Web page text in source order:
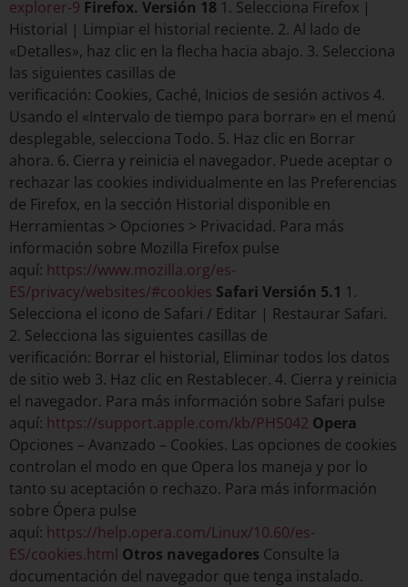
explorer-9 Firefox. Versión 18 1. Selecciona Firefox |
Historial | Limpiar el historial reciente. 2. Al lado de
«Detalles», haz clic en la flecha hacia abajo. 3. Selecciona
las siguientes casillas de
verificación: Cookies, Caché, Inicios de sesión activos 4.
Usando el «Intervalo de tiempo para borrar» en el menú
desplegable, selecciona Todo. 5. Haz clic en Borrar
ahora. 6. Cierra y reinicia el navegador. Puede aceptar o
rechazar las cookies individualmente en las Preferencias
de Firefox, en la sección Historial disponible en
Herramientas > Opciones > Privacidad. Para más
información sobre Mozilla Firefox pulse
aquí: https://www.mozilla.org/es-
ES/privacy/websites/#cookies Safari Versión 5.1 1.
Selecciona el icono de Safari / Editar | Restaurar Safari.
2. Selecciona las siguientes casillas de
verificación: Borrar el historial, Eliminar todos los datos
de sitio web 3. Haz clic en Restablecer. 4. Cierra y reinicia
el navegador. Para más información sobre Safari pulse
aquí: https://support.apple.com/kb/PH5042 Opera
Opciones – Avanzado – Cookies. Las opciones de cookies
controlan el modo en que Opera los maneja y por lo
tanto su aceptación o rechazo. Para más información
sobre Ópera pulse
aquí: https://help.opera.com/Linux/10.60/es-
ES/cookies.html Otros navegadores Consulte la
documentación del navegador que tenga instalado.